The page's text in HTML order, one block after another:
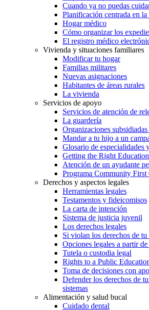
Cuando ya no puedas
Planificación centrada en la
Hogar médico
Cómo organizar los
El registro médico
Vivienda y situaciones familiares
Modificar tu hogar
Familias militares
Nuevas asignaciones
Habitantes de áreas rurales
La vivienda
Servicios de apoyo
Servicios de atención de
La guardería
Organizaciones
Mandar a tu hijo a un
Glosario de especialidades
Getting the Right
Atención de un ayudante
Programa Community First
Derechos y aspectos legales
Herramientas legales
Testamentos y fideicomisos
La carta de intención
Sistema de justicia juvenil
Los derechos legales
Si violan los derechos de
Opciones legales a partir
Tutela o custodia legal
Rights to a Public
Toma de decisiones con
Defender los derechos de
sistemas
Alimentación y salud bucal
Cuidado dental